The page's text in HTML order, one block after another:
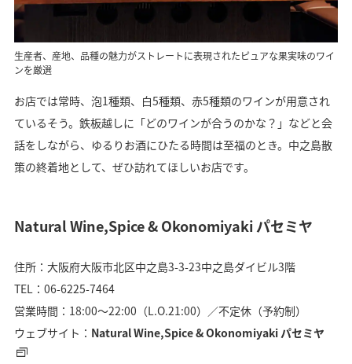
生産者、産地、品種の魅力がストレートに表現されたピュアな果実味のワイ
ンを厳選
お店では常時、泡1種類、白5種類、赤5種類のワインが用意され
ているそう。鉄板越しに「どのワインが合うのかな？」などと会
話をしながら、ゆるりお酒にひたる時間は至福のとき。中之島散
策の終着地として、ぜひ訪れてほしいお店です。
Natural Wine,Spice & Okonomiyaki パセミヤ
住所：大阪府大阪市北区中之島3-3-23中之島ダイビル3階
TEL：06-6225-7464
営業時間：18:00〜22:00（L.O.21:00）／不定休（予約制）
ウェブサイト： Natural Wine,Spice & Okonomiyaki パセミヤ